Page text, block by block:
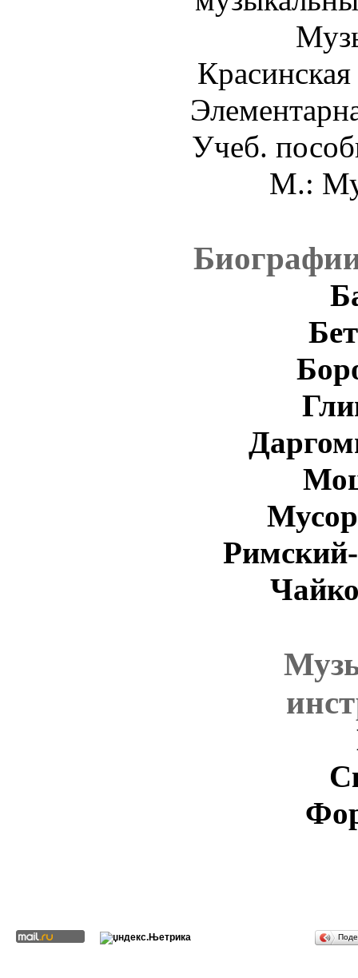
Учеб.
М.: